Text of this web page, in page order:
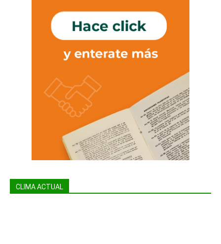
CLIMA ACTUAL